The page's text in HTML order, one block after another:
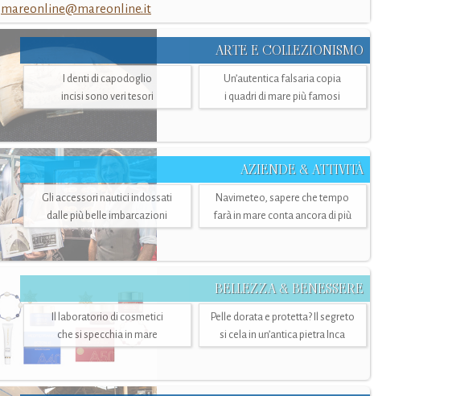
mareonline@mareonline.it
ARTE E COLLEZIONISMO
I denti di capodoglio
incisi sono veri tesori
Un’autentica falsaria copia
i quadri di mare più famosi
AZIENDE & ATTIVITÀ
Gli accessori nautici indossati
dalle più belle imbarcazioni
Navimeteo, sapere che tempo
farà in mare conta ancora di più
BELLEZZA & BENESSERE
Il laboratorio di cosmetici
che si specchia in mare
Pelle dorata e protetta? Il segreto
si cela in un’antica pietra Inca